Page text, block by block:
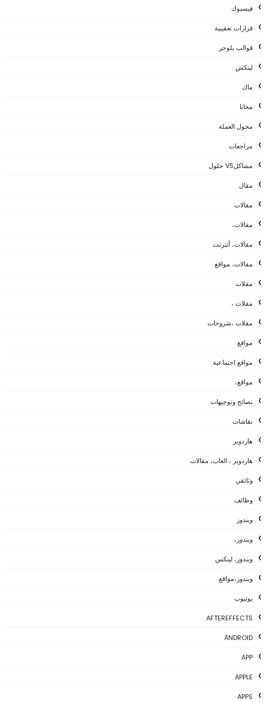
فيسبوك
قرارات تعقيبية
قوالب بلوجر
لينكس
ماك
مجانا
محول العملة
مراجعات
مشاكلVS حلول
مقال
مقالات
مقالات،
مقالات، أنترنت
مقالات، مواقع
مقلات
مقلات ،
مقلات ،شروحات
مواقع
مواقع اجتماعية
مواقع،
نصائح وتوجيهات
نقاشات
هاردوير
هاردوير ، العاب، مقالات
وثائقي
وظائف
ويندوز
ويندوز،
ويندوز، لينكس
ويندوز،مواقع
يوتيوب
AFTEREFFECTS
ANDROID
APP
APPLE
APPS